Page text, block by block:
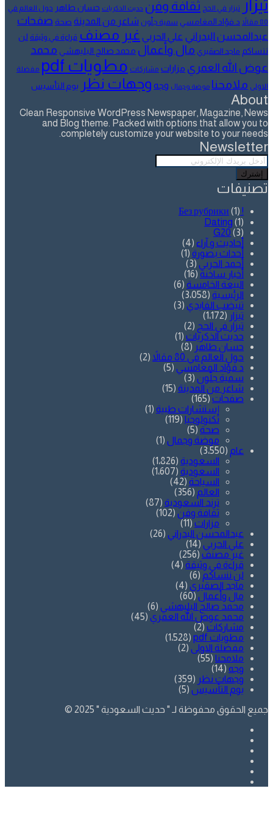
تيزار تيزار في الحج ثقافة وفن حديث الذكريات حسان طاهر حول العالم في
80 مقالاً
د.فؤاد المغامسي سمية جلّون شاعر من المدينة صحة صفحات
عبدالمحسن البدراني علي الحربي غير مصنف قراءة في وثيقة لن
ننساكم ماجد الصقيري مال وأعمال محمد صالح البليهشي محمد
عوض الله العمري مزارات مشاركات مطويات pdf مفضلة
الاولى ملامحنا موضة وجمال وجه وجهات نظر يوم التأسيس
About
Clean Responsive WordPress Newspaper, Magazine, News
and Blog theme. Packed with options that allow you to
completely customize your website to your needs.
Newsletter
أدخل
بريدك
الإلكتروني
تصنيفات
! Без рубрики
(1)
Dating (1)
G20 (3)
أحاديث و آراء (4)
أحداث بصورة (1)
أحمد الحربي (3)
أخبار ساخنة (16)
البيعة الخامسة (6)
الرئيسية (3٬058)
تنيضب الفايدي (3)
تيزار (1٬172)
تيزار في الحج (2)
حديث الذكريات (1)
حسان طاهر (8)
حول العالم في 80 مقالاً
(2)
د.فؤاد المغامسي (5)
سمية جلّون (3)
شاعر من المدينة (15)
صفحات (165)
إستشارات طبية (1)
تكنولوجيا (119)
صحة (5)
موضة وجمال (1)
عام (3٬550)
السعودية (1٬826)
السعودية (1٬607)
السياحة (42)
العالم (356)
ترند السعودية (87)
ثقافة وفن (102)
مزارات (11)
عبدالمحسن البدراني (26)
علي الحربي (14)
غير مصنف (256)
قراءة في وثيقة (4)
لن ننساكم (6)
ماجد الصقيري (4)
مال وأعمال (60)
محمد صالح البليهشي (6)
محمد عوض الله العمري (45)
مشاركات (2)
مطويات pdf
(1٬528)
مفضلة الاولى (2)
ملامحنا (55)
وجه (14)
وجهات نظر (359)
يوم التأسيس (5)
جميع الحقوق محفوظة لـ " حديث السعودية " 2025 ©